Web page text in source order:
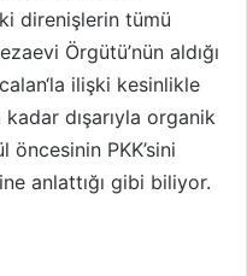
direnişlerin tümü
Örgütü’nün aldığı
ilişki kesinlikle
dışarıyla organik
PKK’sini
anlattığı gibi biliyor.